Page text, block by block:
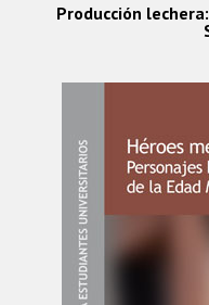
Producción